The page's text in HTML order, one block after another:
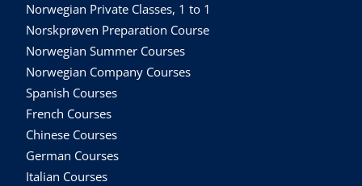
Norwegian Private Classes, 1 to 1
Norskprøven Preparation Course
Norwegian Summer Courses
Norwegian Company Courses
Spanish Courses
French Courses
Chinese Courses
German Courses
Italian Courses